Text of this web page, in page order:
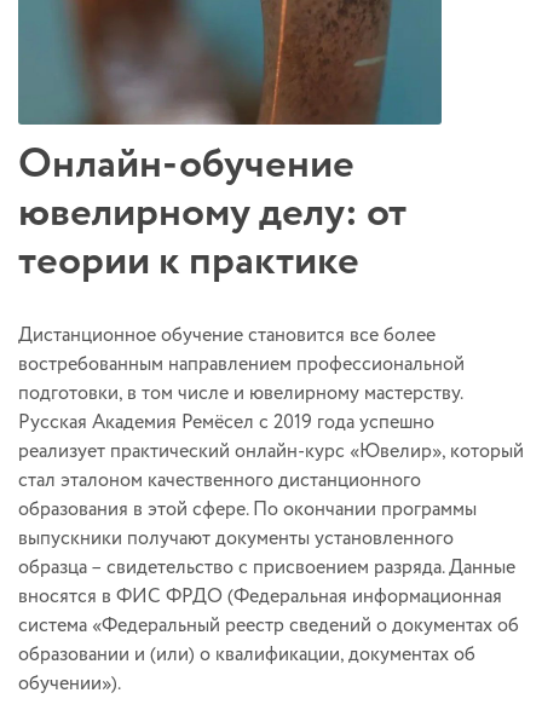
Онлайн-обучение
ювелирному делу: от
теории к практике
Дистанционное обучение становится все более
востребованным направлением профессиональной
подготовки, в том числе и ювелирному мастерству.
Русская Академия Ремёсел с 2019 года успешно
реализует практический онлайн-курс «Ювелир», который
стал эталоном качественного дистанционного
образования в этой сфере. По окончании программы
выпускники получают документы установленного
образца – свидетельство с присвоением разряда. Данные
вносятся в ФИС ФРДО (Федеральная информационная
система «Федеральный реестр сведений о документах об
образовании и (или) о квалификации, документах об
обучении»).